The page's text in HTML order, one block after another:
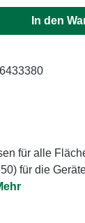
den
In den
für alle
für die